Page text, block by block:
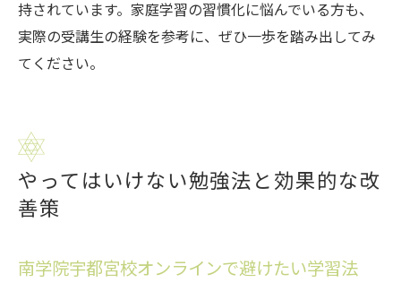
持されています。家庭学習の習慣化に悩んでいる方も、
実際の受講生の経験を参考に、ぜひ一歩を踏み出してみ
てください。
やってはいけない勉強法と効果的な改
善策
南学院宇都宮校オンラインで避けたい学習法